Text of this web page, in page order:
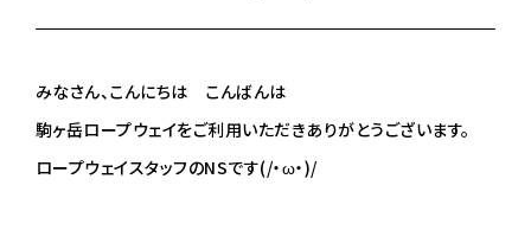
みなさん、こんにちは こんばんは
駒ヶ岳ロープウェイをご利用いただきありがとうございます。
ロープウェイスタッフのNSです(/・ω・)/